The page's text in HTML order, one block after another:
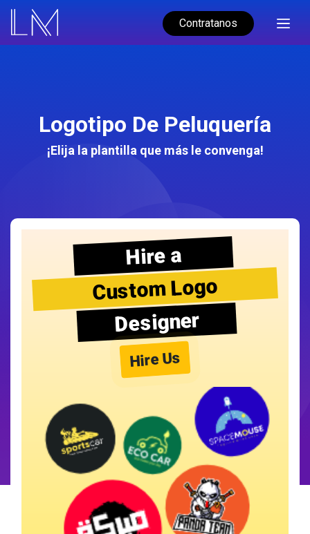
Contratanos
Logotipo De Peluquería
¡Elija la plantilla que más le convenga!
Hire a
Custom Logo
Designer
Hire Us